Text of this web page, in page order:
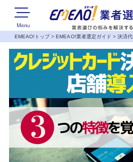
EMEAO!トップ>EMEAO!業者選定ガイド > 決済